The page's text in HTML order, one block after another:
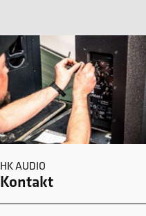
HK AUDIO
Kontakt